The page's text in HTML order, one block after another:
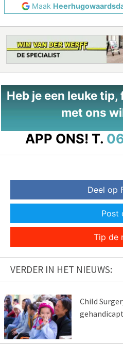
Maak
Heb je een leuke
met ons
APP ONS! T.
Deel op
Post
Tip de
VERDER IN HET NIEUWS:
Child